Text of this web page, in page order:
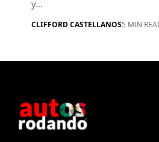
y…
CLIFFORD CASTELLANOS5 MIN